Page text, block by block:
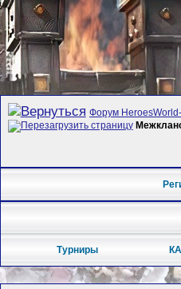
Форум
Турниры